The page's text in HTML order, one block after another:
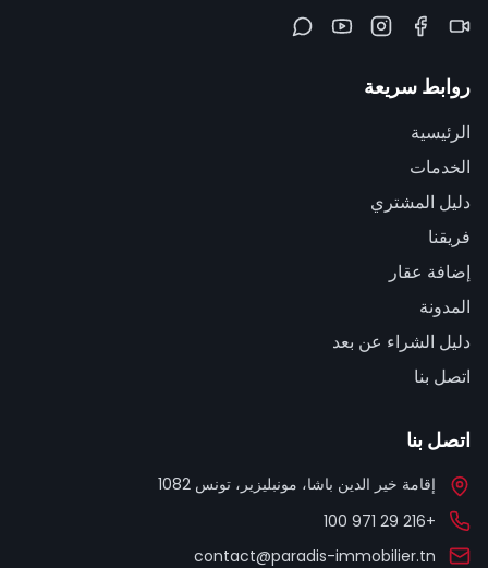
روابط سريعة
الرئيسية
الخدمات
دليل المشتري
فريقنا
إضافة عقار
المدونة
دليل الشراء عن بعد
اتصل بنا
اتصل بنا
إقامة خير الدين باشا، مونبليزير، تونس 1082
+216 29 971 100
contact@paradis-immobilier.tn